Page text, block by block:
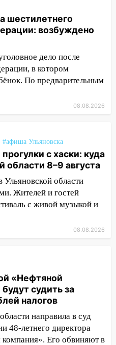
долг» без спроса:
района похитил у
рублей
светофор на
Ульяновске
крышу дома на
и рухнуло
по Ульяновску:
деревья,
остановившиеся
крупный град:
уходит под
на улице
сбила
на улице
уголовное дело
37-летнего
ещё 19 июля
шестилетнего
возбуждено
дело после
в котором
По предварительным
08.08.2026
#афиша Ульяновска
с хаски: куда
области 8–9 августа
области
Жителей и гостей
с живой музыкой и
08.08.2026
«Нефтяной
судить за
налогов
направила в суд
48-летнего директора
Его обвиняют в